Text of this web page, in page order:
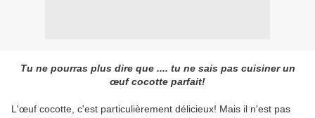
Tu ne pourras plus dire que .... tu ne sais pas cuisiner un
œuf cocotte parfait!
L'œuf cocotte, c'est particulièrement délicieux! Mais il n'est pas